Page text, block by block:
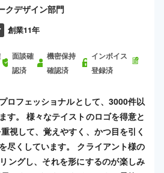
クデザイン部門
創業11年
面談確
認済
機密保持
確認済
インボイス
登録済
ロフェッショナルとして、3000件以
す。 様々なテイストのロゴを得意と
視して、覚えやすく、かつ目を引く
尽くしています。 クライアント様の
ングし、それを形にするのが楽しみ